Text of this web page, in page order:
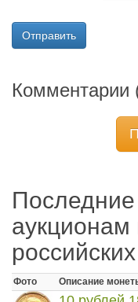
Отправить
Комментарии
Фото Описание